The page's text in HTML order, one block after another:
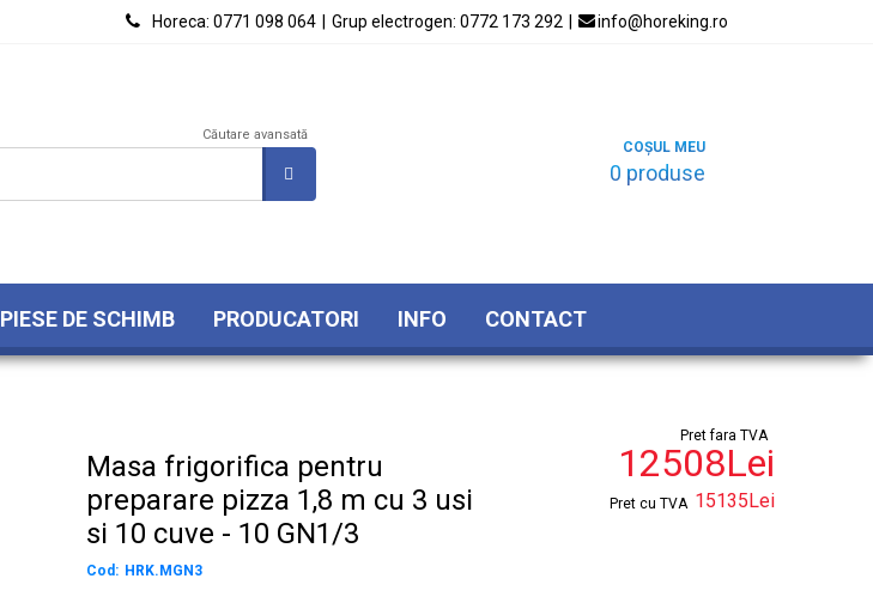
 Horeca: 0771 098 064 Grup electrogen: 0772 173 292 info@horeking.ro
Căutare avansată
COȘUL MEU
0 produse
PIESE DE SCHIMB PRODUCATORI INFO CONTACT
Masa frigorifica pentru
preparare pizza 1,8 m cu 3 usi
si 10 cuve - 10 GN1/3
Pret fara TVA
12508Lei
Pret cu TVA 15135Lei
Cod: HRK.MGN3